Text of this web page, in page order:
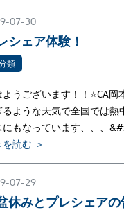
07-30
シェア体験！
類
ようございます！！⭐CA
るような天気で全国では熱
にもなっています、、、
読む ＞
07-29
休みとプレシェアの